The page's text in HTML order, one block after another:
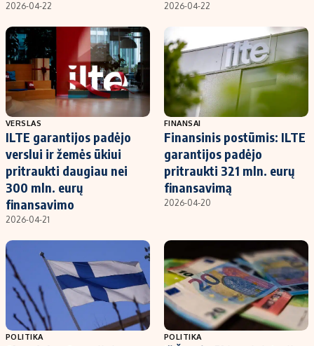
2026-04-22 2026-04-22
VERSLAS
ILTE garantijos padėjo
verslui ir žemės ūkiui
pritraukti daugiau nei
300 mln. eurų
finansavimo
2026-04-21
FINANSAI
Finansinis postūmis: ILTE
garantijos padėjo
pritraukti 321 mln. eurų
finansavimą
2026-04-20
POLITIKA POLITIKA